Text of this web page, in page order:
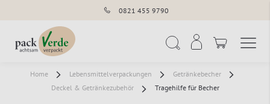
0821 455 9790
Home Lebensmittelverpackungen
Getränkebecher
Deckel & Getränkezubehör
Tragehilfe für Becher